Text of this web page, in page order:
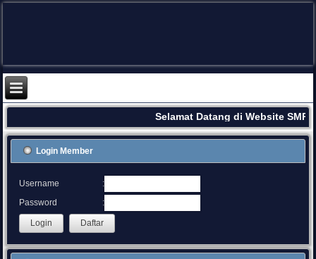
Selamat Datang di Website
Login Member
Username
:
Password
: